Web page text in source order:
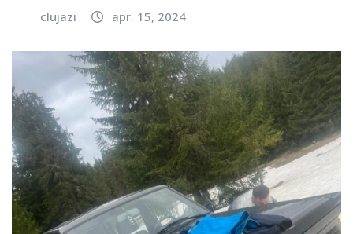
clujazi apr. 15, 2024